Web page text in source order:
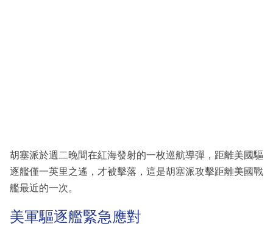
區
胡塞派於週二晚間在紅海發射的一枚巡航導彈，距離美國驅
逐艦僅一英里之遙，才被擊落，這是胡塞派攻擊距離美國戰
艦最近的一次。
美軍驅逐艦緊急應對